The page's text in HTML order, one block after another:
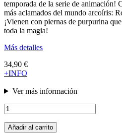
temporada de la serie de animación!
más aclamados del mundo arcoíris:
¡Vienen con piernas de purpurina
toda la magia!
Más detalles
34,90 €
+INFO
Ver más información
Añadir al carrito